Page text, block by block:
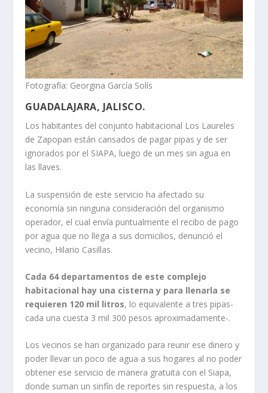
Fotografía: Georgina García Solís
GUADALAJARA, JALISCO.
Los habitantes del conjunto habitacional Los Laureles
de Zapopan están cansados de pagar pipas y de ser
ignorados por el SIAPA, luego de un mes sin agua en
las llaves.
La suspensión de este servicio ha afectado su
economía sin ninguna consideración del organismo
operador, el cual envía puntualmente el recibo de pago
por agua que no llega a sus domicilios, denunció el
vecino, Hilario Casillas.
Cada 64 departamentos de este complejo
habitacional hay una cisterna y para llenarla se
requieren 120 mil litros, lo equivalente a tres pipas-
cada una cuesta 3 mil 300 pesos aproximadamente-.
Los vecinos se han organizado para reunir ese dinero y
poder llevar un poco de agua a sus hogares al no poder
obtener ese servicio de manera gratuita con el Siapa,
donde suman un sinfín de reportes sin respuesta, a los